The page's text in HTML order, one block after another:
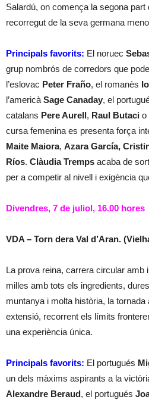
Salardú, on comença la segona
recorregut de la seva germana
Principals favorits: El noruec
grup nombrós de corredors que
l’eslovac Peter Fraño, el romanès
l’americà Sage Canaday, el
catalans Pere Aurell, Raul Butaci o
cursa femenina es presenta força
Maite Maiora, Azara García,
Ríos. Clàudia Tremps acaba de
per a competir al nivell i exigència
Divendres, 7 de juliol, 16.00 hores
VDA – Torn dera Val d’Aran.
La prova reina, carrera circular amb
milles amb tots els ingredients,
muntanya i molta història, la
extensió, recorrent els límits
una experiència única.
Principals favorits: El portugués
un dels màxims aspirants a la
Alexandre Beraud, el portugués